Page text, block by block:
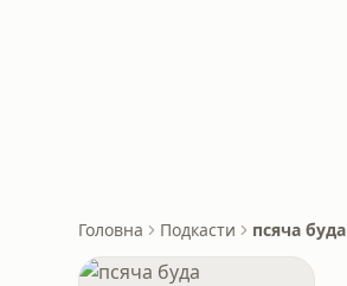
Головна Подкасти псяча буда